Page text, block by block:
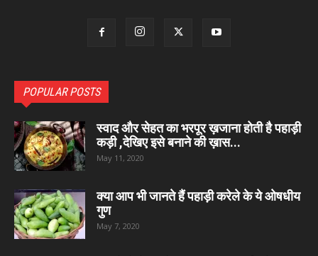
POPULAR POSTS
स्वाद और सेहत का भरपूर ख़जाना होती है पहाड़ी
कड़ी ,देखिए इसे बनाने की ख़ास...
May 11, 2020
क्या आप भी जानते हैं पहाड़ी करेले के ये ओषधीय
गुण
May 7, 2020